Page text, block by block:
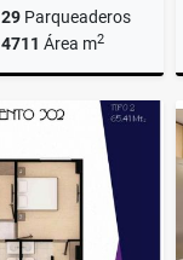
29 Parqueaderos
4711 Área m2
Venta